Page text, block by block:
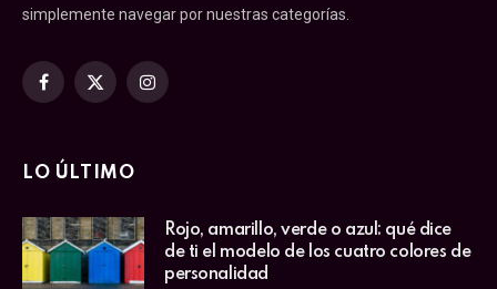
simplemente navegar por nuestras categorías.
Facebook
X
Instagram
LO ÚLTIMO
Rojo, amarillo, verde o azul: qué dice
de ti el modelo de los cuatro colores de
personalidad